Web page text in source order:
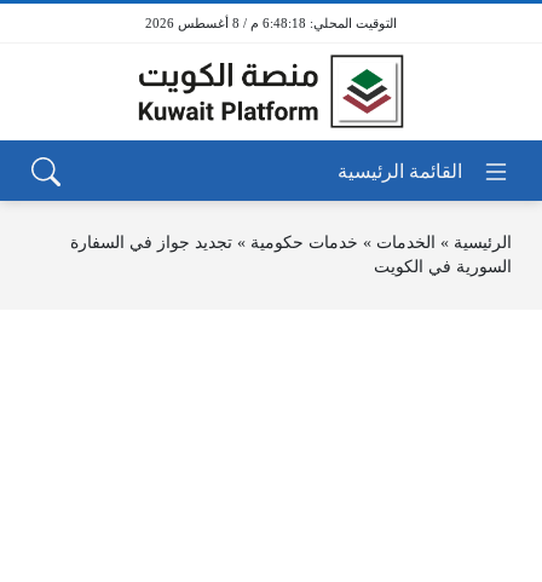
6:48:18 م / 8 أغسطس 2026
الرئيسية » الخدمات » خدمات حكومية » تجديد جواز في السفارة
السورية في الكويت